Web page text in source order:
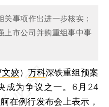
事项作出进一步核实；
上市公司并购重组事中事
文姣） 万科深铁重组预案
成为争议之一。6月24
在例行发布会上表示，